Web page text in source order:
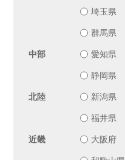
埼玉県
群馬県
中部 愛知県
静岡県
北陸 新潟県
福井県
近畿 大阪府